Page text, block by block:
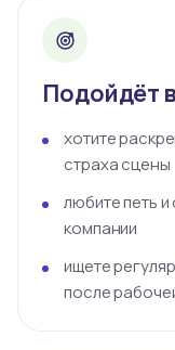
Подойдёт
хотите
страха сцены
любите петь
компании
ищете
после